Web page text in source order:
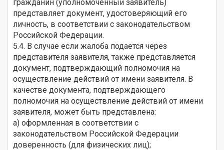
гражданин (уполномоченный заявитель)
представляет документ, удостоверяющий его
личность, в соответствии с законодательством
Российской Федерации.
5.4. В случае если жалоба подается через
представителя заявителя, также представляется
документ, подтверждающий полномочия на
осуществление действий от имени заявителя. В
качестве документа, подтверждающего
полномочия на осуществление действий от имени
заявителя, может быть представлена:
а) оформленная в соответствии с
законодательством Российской Федерации
доверенность (для физических лиц);